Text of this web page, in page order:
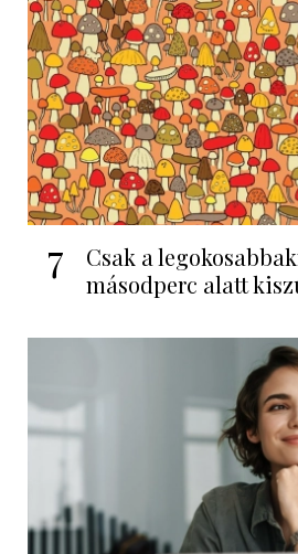
7
Csak a
másodperc alatt